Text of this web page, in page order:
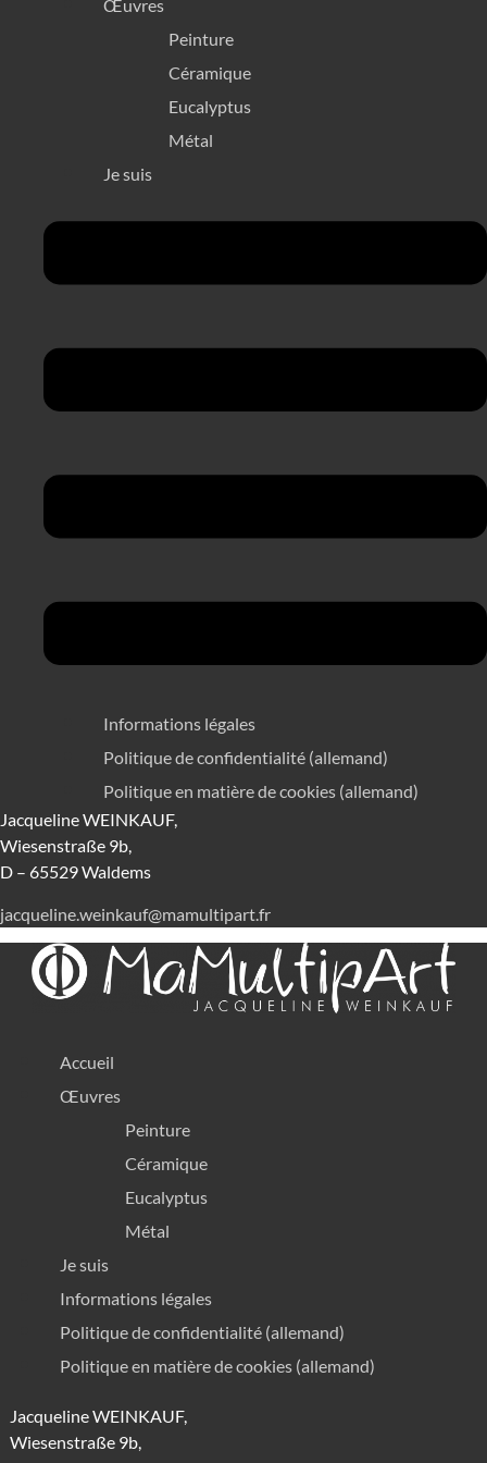
Œuvres
Peinture
Céramique
Eucalyptus
Métal
Je suis
Informations légales
Politique de confidentialité (allemand)
Politique en matière de cookies (allemand)
Jacqueline WEINKAUF,
Wiesenstraße 9b,
D – 65529 Waldems
jacqueline.weinkauf@mamultipart.fr
Accueil
Œuvres
Peinture
Céramique
Eucalyptus
Métal
Je suis
Informations légales
Politique de confidentialité (allemand)
Politique en matière de cookies (allemand)
Jacqueline WEINKAUF,
Wiesenstraße 9b,